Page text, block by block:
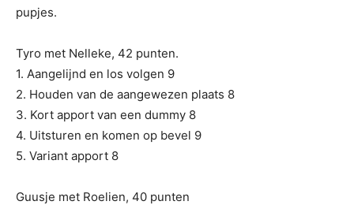
pupjes.
Tyro met Nelleke, 42 punten.
1. Aangelijnd en los volgen 9
2. Houden van de aangewezen plaats 8
3. Kort apport van een dummy 8
4. Uitsturen en komen op bevel 9
5. Variant apport 8
Guusje met Roelien, 40 punten